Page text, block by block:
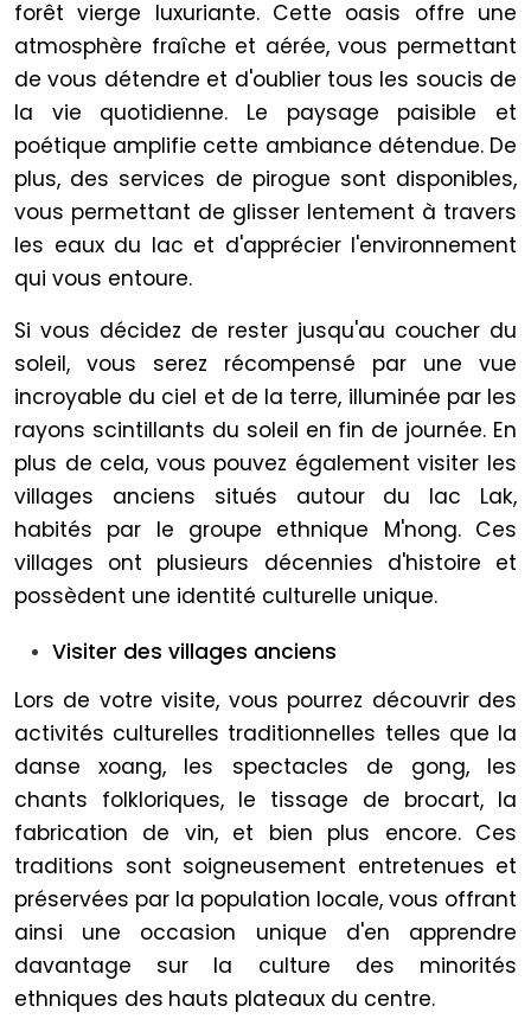
forêt vierge luxuriante. Cette oasis offre une
atmosphère fraîche et aérée, vous permettant
de vous détendre et d'oublier tous les soucis de
la vie quotidienne. Le paysage paisible et
poétique amplifie cette ambiance détendue. De
plus, des services de pirogue sont disponibles,
vous permettant de glisser lentement à travers
les eaux du lac et d'apprécier l'environnement
qui vous entoure.
Si vous décidez de rester jusqu'au coucher du
soleil, vous serez récompensé par une vue
incroyable du ciel et de la terre, illuminée par les
rayons scintillants du soleil en fin de journée. En
plus de cela, vous pouvez également visiter les
villages anciens situés autour du lac Lak,
habités par le groupe ethnique M'nong. Ces
villages ont plusieurs décennies d'histoire et
possèdent une identité culturelle unique.
Visiter des villages anciens
Lors de votre visite, vous pourrez découvrir des
activités culturelles traditionnelles telles que la
danse xoang, les spectacles de gong, les
chants folkloriques, le tissage de brocart, la
fabrication de vin, et bien plus encore. Ces
traditions sont soigneusement entretenues et
préservées par la population locale, vous offrant
ainsi une occasion unique d'en apprendre
davantage sur la culture des minorités
ethniques des hauts plateaux du centre.